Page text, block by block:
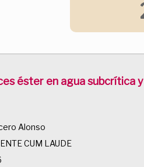
éster en agua subcrítica
Alonso
CUM LAUDE